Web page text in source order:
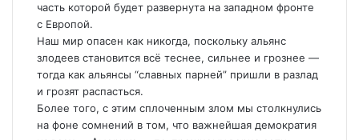
часть которой будет развернута на западном фронте
с Европой.
Наш мир опасен как никогда, поскольку альянс
злодеев становится всё теснее, сильнее и грознее —
тогда как альянсы “славных парней” пришли в разлад
и грозят распасться.
Более того, с этим сплоченным злом мы столкнулись
на фоне сомнений в том, что важнейшая демократия